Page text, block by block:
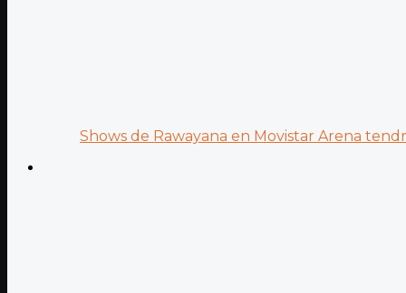
Shows de Rawayana en Movistar Arena